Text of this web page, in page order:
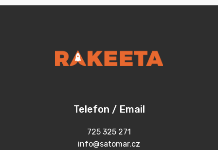
Telefon / Email
725 325 271
info@satomar.cz